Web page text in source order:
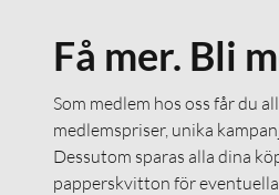
Få mer. Bli
Som medlem hos oss får du
medlemspriser, unika
Dessutom sparas alla dina
papperskvitton för